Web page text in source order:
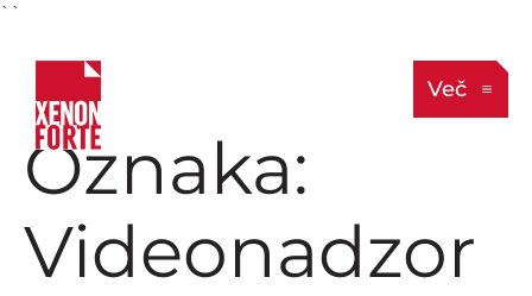
``
Več
Oznaka:
Videonadzor